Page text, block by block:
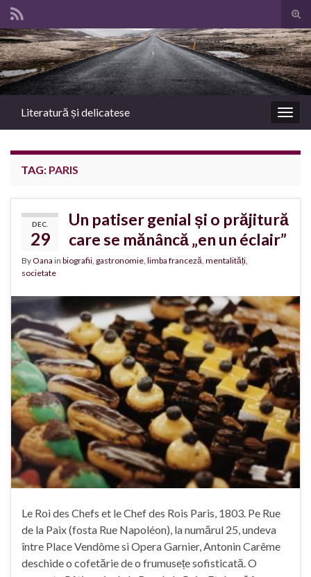
Search for:
Literatură și delicatese
TAG: PARIS
DEC.
29
Un patiser genial și o prăjitură
care se mănâncă „en un éclair”
ByOana in biografii gastronomie limba franceză mentalități
societate
Le Roi des Chefs et le Chef des Rois Paris, 1803. Pe Rue
de la Paix (fosta Rue Napoléon), la numărul 25, undeva
între Place Vendôme si Opera Garnier, Antonin Carême
deschide o cofetărie de o frumusețe sofisticată. O